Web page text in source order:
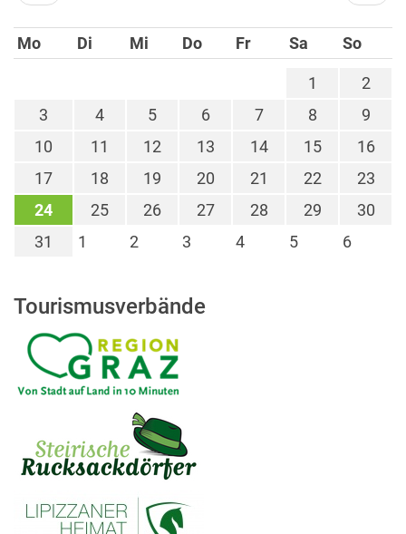
Mo Di Mi Do Fr Sa So
1
2
3
4 5 6 7 8
9
10
11 12 13 14 15
16
17
18 19 20 21 22
23
24
25 26 27 28 29
30
31
1 2 3 4 5 6
Tourismusverbände